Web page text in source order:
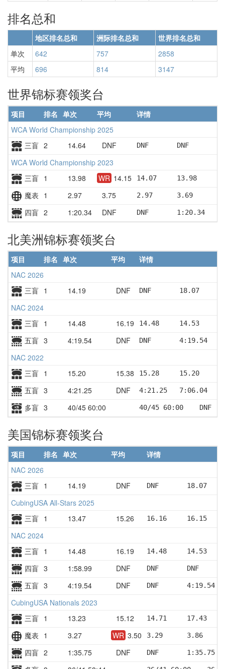
排名总和
地区排名总和 洲际排名总和
世界排名总和
单次
642 757
2858
平均
696 814 3147
世界锦标赛领奖台
项目 排名 单次 平均
详情
WCA World Championship 2025
三盲 2 14.64 DNF DNF       DNF
WCA World Championship 2023
三盲 1 13.98 WR 14.15 14.07     13.98
魔表 1 2.97 3.75 2.97      3.69
四盲 2 1:20.34 DNF DNF       1:20.34
北美洲锦标赛领奖台
项目 排名 单次 平均
详情
NAC 2026
三盲 1 14.19 DNF DNF       18.07
NAC 2024
三盲 1 14.48 16.19 14.48     14.53
五盲 3 4:19.54 DNF DNF       4:19.54
NAC 2022
三盲 1 15.20 15.38 15.28     15.20
五盲 3 4:21.25 DNF 4:21.25   7:06.04
多盲 3 40/45 60:00 40/45 60:00    DNF
美国锦标赛领奖台
项目 排名 单次 平均
详情
NAC 2026
三盲 1 14.19 DNF DNF       18.07
CubingUSA All-Stars 2025
三盲 1 13.47 15.26 16.16     16.15
NAC 2024
三盲 1 14.48 16.19 14.48     14.53
四盲 3 1:58.99 DNF DNF       DNF
五盲 3 4:19.54 DNF DNF       4:19.54
CubingUSA Nationals 2023
三盲 1 13.23 15.12 14.71     17.43
魔表 1 3.27 WR 3.50 3.29      3.86
四盲 2 1:35.75 DNF DNF       1:35.75